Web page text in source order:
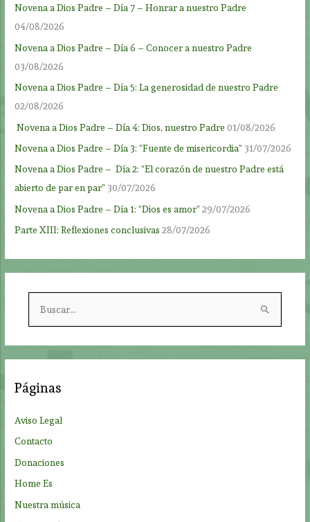
Novena a Dios Padre – Día 7 – Honrar a nuestro Padre
04/08/2026
Novena a Dios Padre – Día 6 – Conocer a nuestro Padre
03/08/2026
Novena a Dios Padre – Día 5: La generosidad de nuestro Padre
02/08/2026
Novena a Dios Padre – Día 4: Dios, nuestro Padre 01/08/2026
Novena a Dios Padre – Día 3: “Fuente de misericordia” 31/07/2026
Novena a Dios Padre – Día 2: “El corazón de nuestro Padre está
abierto de par en par” 30/07/2026
Novena a Dios Padre – Día 1: “Dios es amor” 29/07/2026
Parte XIII: Reflexiones conclusivas 28/07/2026
c
r
:
Páginas
Aviso Legal
Contacto
Donaciones
Home Es
Nuestra música